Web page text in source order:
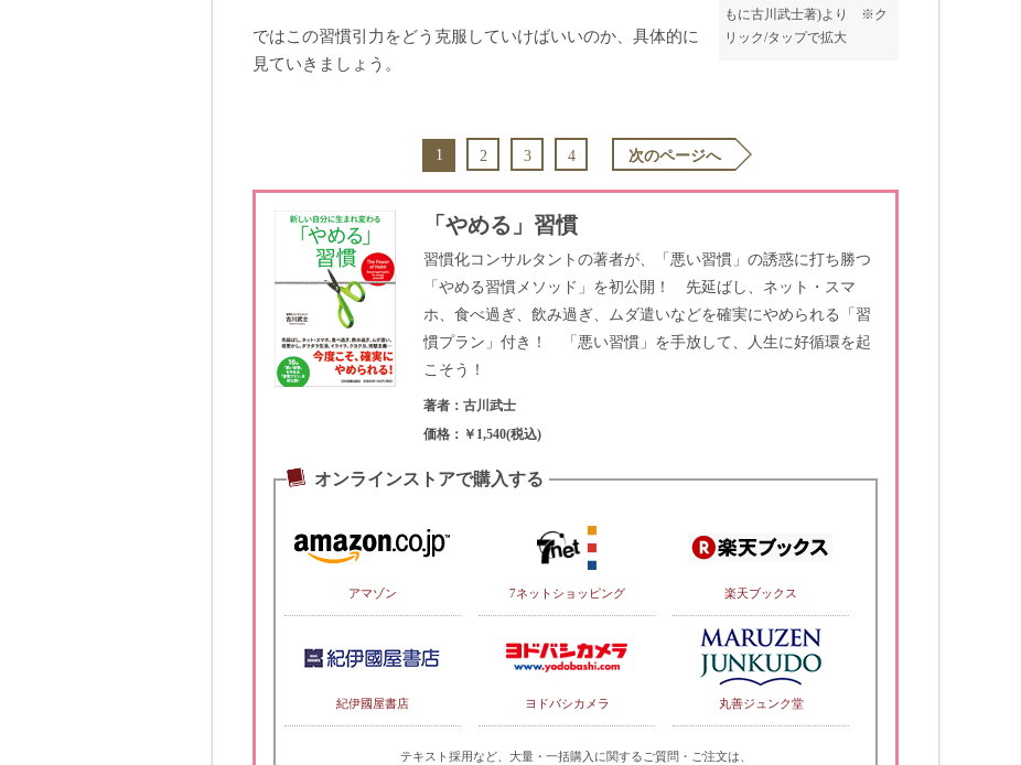
もに古川武士著)より ※ク
リック/タップで拡大
ではこの習慣引力をどう克服していけばいいのか、具体的に
見ていきましょう。
1 2 3 4 次のページへ
「やめる」習慣
習慣化コンサルタントの著者が、「悪い習慣」の誘惑に打ち勝つ
「やめる習慣メソッド」を初公開！ 先延ばし、ネット・スマ
ホ、食べ過ぎ、飲み過ぎ、ムダ遣いなどを確実にやめられる「習
慣プラン」付き！ 「悪い習慣」を手放して、人生に好循環を起
こそう！
著者：古川武士
価格：￥1,540(税込)
オンラインストアで購入する
アマゾン 7ネットショッピング 楽天ブックス
紀伊國屋書店 ヨドバシカメラ 丸善ジュンク堂
テキスト採用など、大量・一括購入に関するご質問・ご注文は、